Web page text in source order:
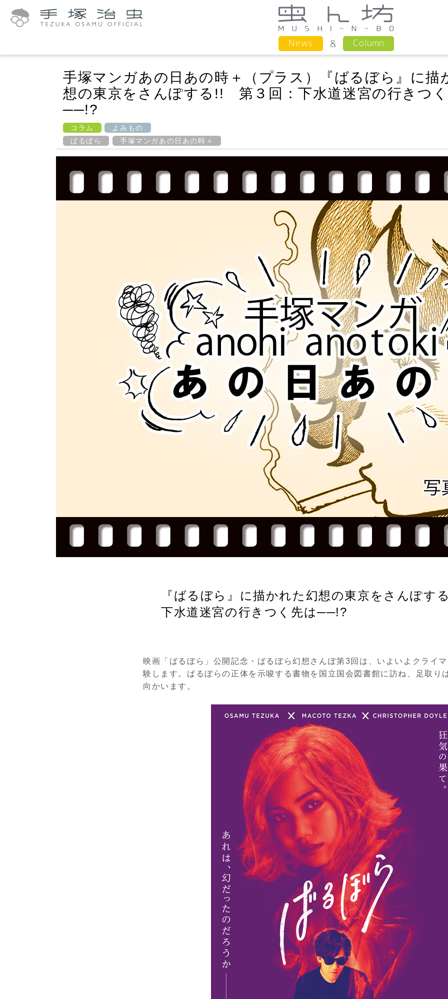
News Column
手塚マンガあの日あの時＋（プラス）『ばるぼら』に描
想の東京をさんぽする!! 第３回：下水道迷宮の行きつ
──!?
コラム
よみもの
ばるぼら
手塚マンガあの日あの時＋
『ばるぼら』に描かれた幻想の東京をさんぽす
下水道迷宮の行きつく先は──!?
映画「ばるぼら」公開記念・ばるぼら幻想さんぽ第3回は、いよいよクライ
験します。ばるぼらの正体を示唆する書物を国立国会図書館に訪ね、足取り
向かいます。